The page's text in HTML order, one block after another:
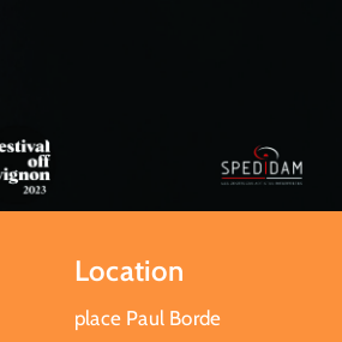
Location
place Paul Borde